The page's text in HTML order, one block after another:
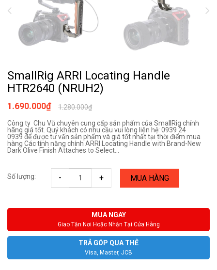
SmallRig ARRI Locating Handle
HTR2640 (NRUH2)
1.280.000₫
1.690.000₫
Công ty Chu Vũ chuyên cung cấp sản phẩm của SmallRig chính
hãng giá tốt. Quý khách có nhu cầu vui lòng liên hệ: 0939 24
0939 để được tư vấn sản phẩm và giá tốt nhất tại thời điểm mua
hàng Các tính năng chính ARRI Locating Handle with Brand-New
Dark Olive Finish Attaches to Select...
Số lượng: - + MUA HÀNG
MUA NGAY
Giao Tận Nơi Hoặc Nhận Tại Cửa Hàng
TRẢ GÓP QUA THẺ
Visa, Master, JCB